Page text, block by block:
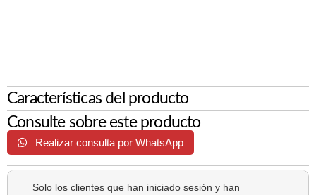
Características del producto
Consulte sobre este producto
Realizar consulta por WhatsApp
Solo los clientes que han iniciado sesión y han